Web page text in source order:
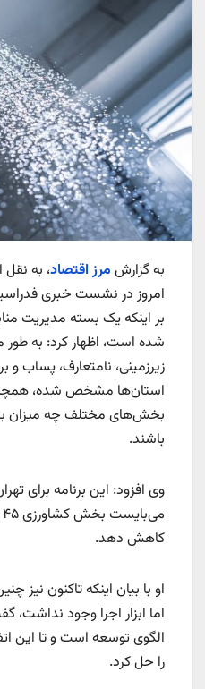
به گزارش مرز اقتصاد، به نقل
امروز در نشست خبری
شده است، اظهار کرد: به
زیرزمینی، نامتعارف، پساب و
استان‌ها مشخص شده،
بخش‌های مختلف چه میزان
باشند.
وی افزود: این برنامه برای
کاهش دهد.
او با بیان اینکه تاکنون
اما ابزار اجرا وجود نداشت،
الگوی توسعه است و تا این
را حل کرد.